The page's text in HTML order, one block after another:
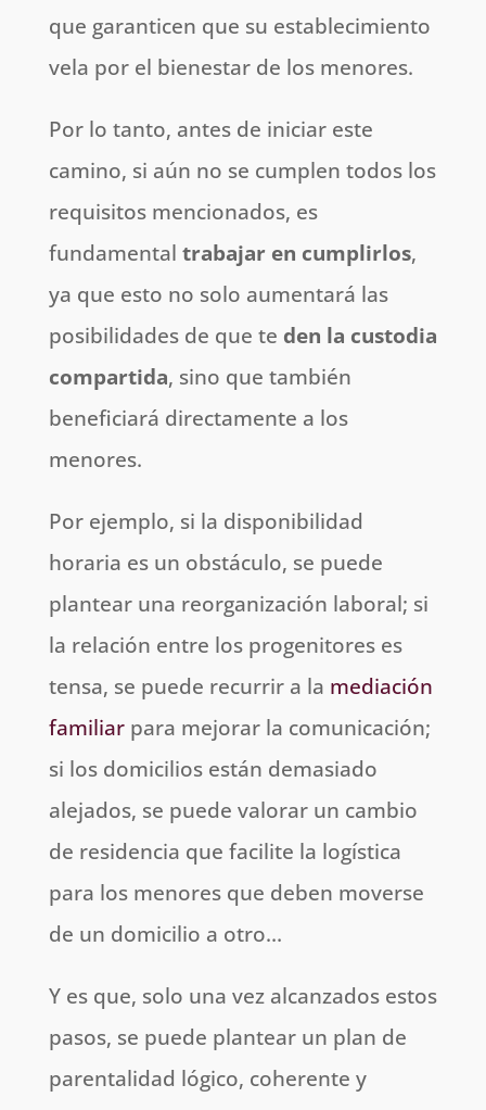
que garanticen que su establecimiento
vela por el bienestar de los menores.
Por lo tanto, antes de iniciar este
camino, si aún no se cumplen todos los
requisitos mencionados, es
fundamental trabajar en cumplirlos,
ya que esto no solo aumentará las
posibilidades de que te den la custodia
compartida, sino que también
beneficiará directamente a los
menores.
Por ejemplo, si la disponibilidad
horaria es un obstáculo, se puede
plantear una reorganización laboral; si
la relación entre los progenitores es
tensa, se puede recurrir a la mediación
familiarpara mejorar la comunicación;
si los domicilios están demasiado
alejados, se puede valorar un cambio
de residencia que facilite la logística
para los menores que deben moverse
de un domicilio a otro…
Y es que, solo una vez alcanzados estos
pasos, se puede plantear un plan de
parentalidad lógico, coherente y